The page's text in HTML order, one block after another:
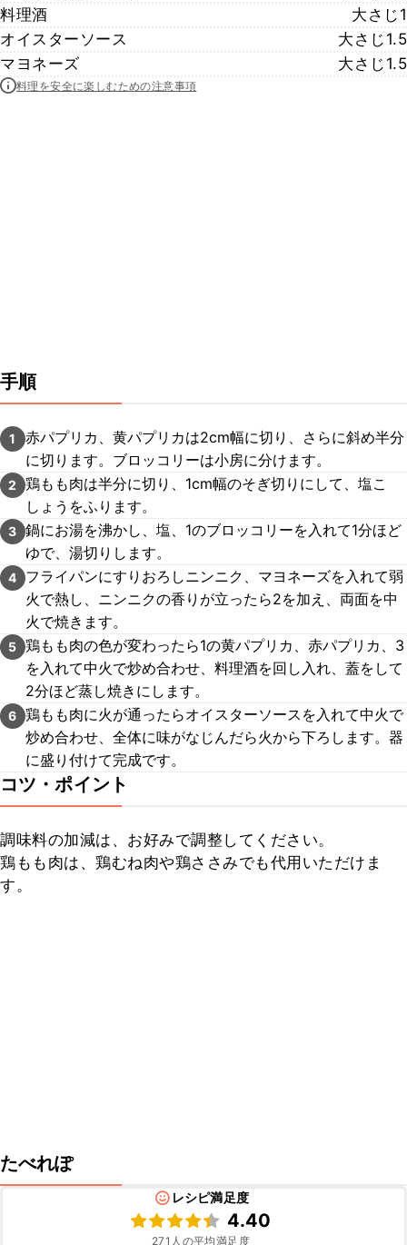
料理酒
大さじ1
オイスターソース
大さじ1.5
マヨネーズ
大さじ1.5
料理を安全に楽しむための注意事項
手順
1
赤パプリカ、黄パプリカは2cm幅に切り、さらに斜め半分
に切ります。ブロッコリーは小房に分けます。
2
鶏もも肉は半分に切り、1cm幅のそぎ切りにして、塩こ
しょうをふります。
3 鍋にお湯を沸かし、塩、1のブロッコリーを入れて1分ほど
ゆで、湯切りします。
4
フライパンにすりおろしニンニク、マヨネーズを入れて弱
火で熱し、ニンニクの香りが立ったら2を加え、両面を中
火で焼きます。
5 鶏もも肉の色が変わったら1の黄パプリカ、赤パプリカ、3
を入れて中火で炒め合わせ、料理酒を回し入れ、蓋をして
2分ほど蒸し焼きにします。
6 鶏もも肉に火が通ったらオイスターソースを入れて中火で
炒め合わせ、全体に味がなじんだら火から下ろします。器
に盛り付けて完成です。
コツ・ポイント
調味料の加減は、お好みで調整してください。
鶏もも肉は、鶏むね肉や鶏ささみでも代用いただけま
す。
たべれぽ
レシピ満足度
4.40
271 人の平均満足度